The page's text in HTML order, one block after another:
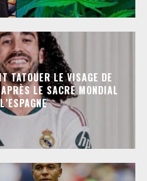
TATOUER LE VISAGE DE
LE SACRE MONDIAL